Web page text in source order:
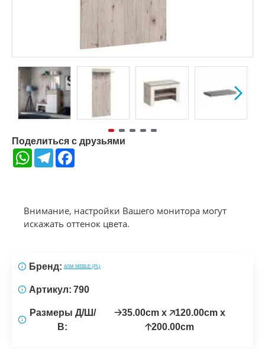
Поделиться с друзьями
WhatsAppTelegram
Внимание, настройки Вашего монитора могут
искажать оттенок цвета.
Бренд: ASM MEBLE (PL)
Артикул: 790
Размеры Д/Ш/
В:
🡢35.00cm x 🡥120.00cm x
🡡200.00cm